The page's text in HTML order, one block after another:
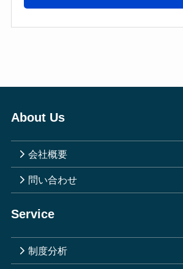
About Us
会社概要
問い合わせ
Service
制度分析